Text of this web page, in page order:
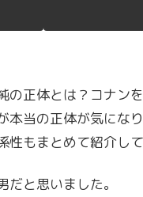
正体とは？コナン
本当の正体が気にな
もまとめて紹介して
と思いました。